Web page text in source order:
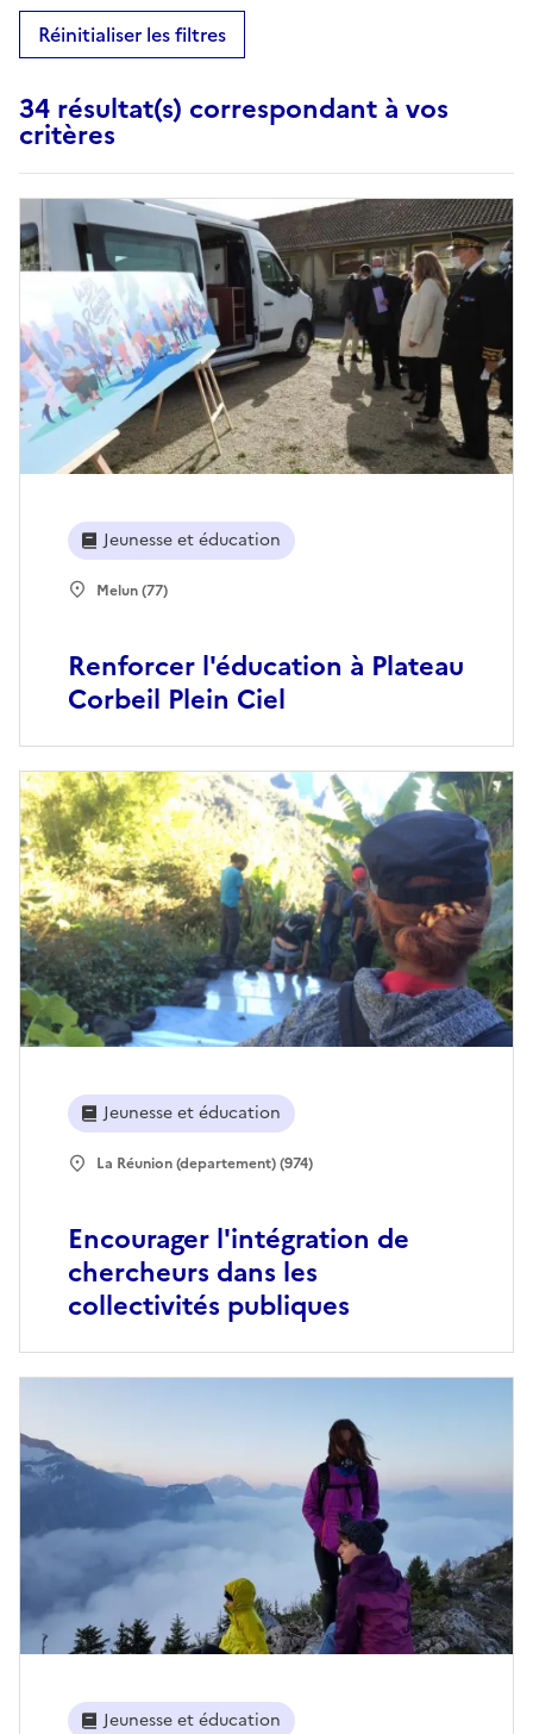
Réinitialiser les filtres
34 résultat(s) correspondant à vos
critères
Renforcer l'éducation à Plateau
Corbeil Plein Ciel
Jeunesse et éducation
Melun (77)
Encourager l'intégration de
chercheurs dans les
collectivités publiques
Jeunesse et éducation
La Réunion (departement) (974)
Jeunesse et éducation